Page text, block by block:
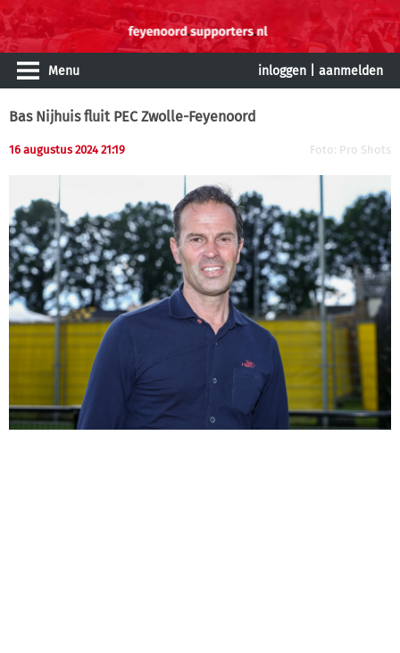
Menu inloggen aanmelden
Bas Nijhuis fluit PEC Zwolle-Feyenoord
16 augustus 2024 21:19 Foto: Pro Shots